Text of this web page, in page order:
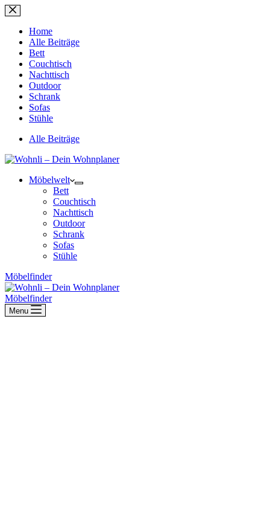
Zum
springenHome
Alle Beiträge
Bett
Couchtisch
Nachttisch
Outdoor
Schrank
Sofas
Stühle
Alle Beiträge
Möbelwelt
Bett
Couchtisch
Nachttisch
Outdoor
Schrank
Sofas
Stühle
Möbelfinder
Möbelfinder
Menu